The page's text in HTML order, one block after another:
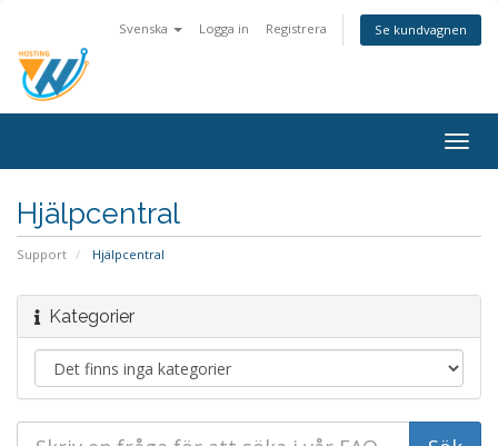
Svenska Logga in Registrera Se kundvagnen
Hjälpcentral
Support Hjälpcentral
Kategorier